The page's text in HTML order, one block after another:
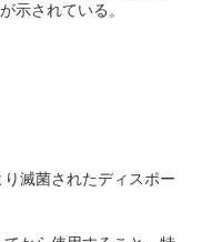
示されている 。
滅菌されたディスポー